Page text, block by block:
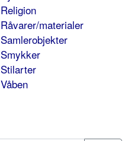
Religion
Råvarer/materialer
Samlerobjekter
Smykker
Stilarter
Våben